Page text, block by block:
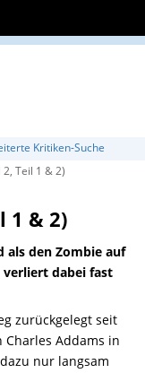
Kritiken-Suche
Teil 1 & 2)
1 & 2)
als den Zombie auf
verliert dabei fast
zurückgelegt seit
Addams in
nur langsam